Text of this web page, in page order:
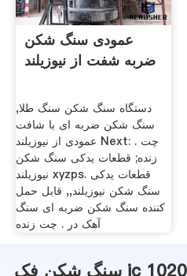
عمودی سنگ شکن
ضربه شفت از نیوزیلند
دستگاه سنگ شکن سنگ طلا,
سنگ شکن ضربه ای با شافت
عمودی از نیوزیلند Next: . چت
زنده; قطعات یدکی سنگ شکن
نیوزیلند xyzps. قطعات یدکی
سنگ شکن نیوزیلند,, قابل حمل
کننده سنگ شکن ضربه ای سنگ
آهک در . چت زنده